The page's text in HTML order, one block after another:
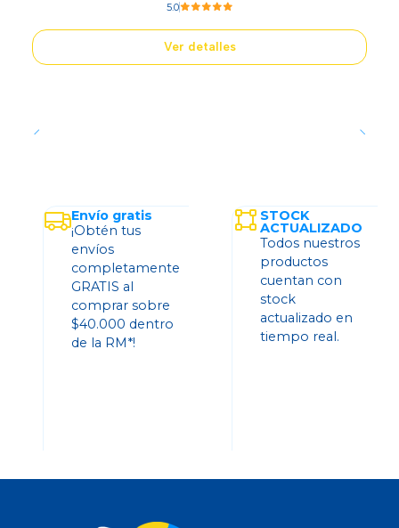
5.0
Ver detalles
Envío gratis
¡Obtén tus
envíos
completamente
GRATIS al
comprar sobre
$40.000 dentro
de la RM*!
STOCK
ACTUALIZADO
Todos nuestros
productos
cuentan con
stock
actualizado en
tiempo real.